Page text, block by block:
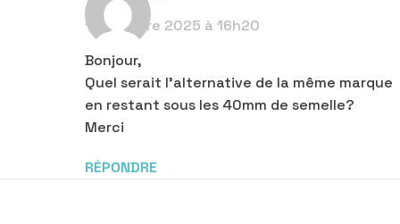
16 octobre 2025 à 16h20
Bonjour,
Quel serait l’alternative de la même marque
en restant sous les 40mm de semelle?
Merci
RÉPONDRE